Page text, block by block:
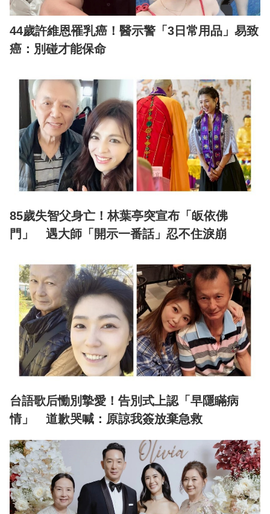
44歲許維恩罹乳癌！醫示警「3日常用品」易致
癌：別碰才能保命
85歲失智父身亡！林葉亭突宣布「皈依佛
門」 遇大師「開示一番話」忍不住淚崩
台語歌后慟別摯愛！告別式上認「早隱瞞病
情」 道歉哭喊：原諒我簽放棄急救